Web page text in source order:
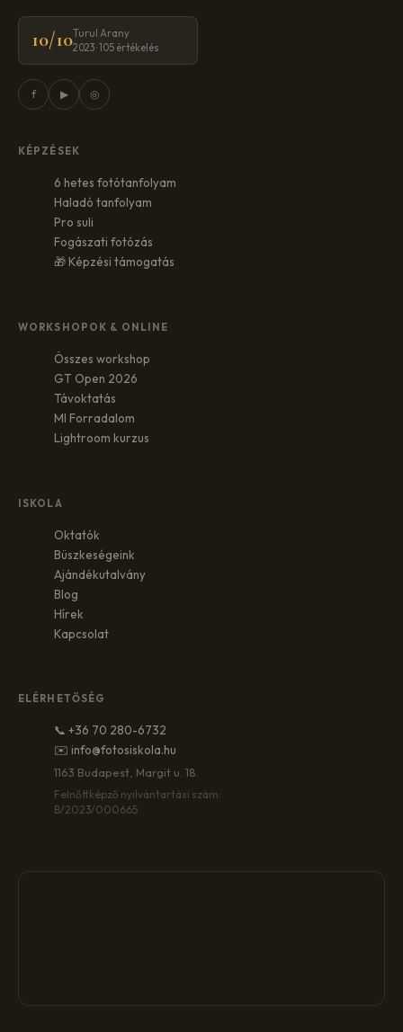
10/10Turul Arany
2023 · 105 értékelés
f ▶ ◎
KÉPZÉSEK
6 hetes fotótanfolyam
Haladó tanfolyam
Pro suli
Fogászati fotózás
🎁 Képzési támogatás
WORKSHOPOK & ONLINE
Összes workshop
GT Open 2026
Távoktatás
MI Forradalom
Lightroom kurzus
ISKOLA
Oktatók
Büszkeségeink
Ajándékutalvány
Blog
Hírek
Kapcsolat
ELÉRHETŐSÉG
📞 +36 70 280-6732
✉️ info@fotosiskola.hu
1163 Budapest, Margit u. 18.
Felnőttképző nyilvántartási szám:
B/2023/000665